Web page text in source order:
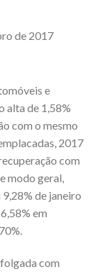
e
alta de 1,58%
com o mesmo
2017
com
modo geral,
de janeiro
em
com